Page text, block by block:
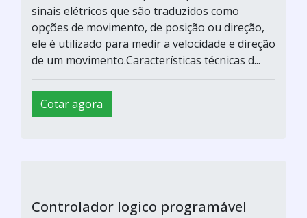
ideal para as aplicações de pequeno porte, uma
vez que ele possui funcionalidades que
atendem à demanda de uma automação mais
simple...
Cotar agora
Rele programável preço